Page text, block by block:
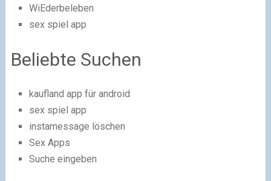
WiEderbeleben
sex spiel app
Beliebte Suchen
kaufland app für android
sex spiel app
instamessage löschen
Sex Apps
Suche eingeben